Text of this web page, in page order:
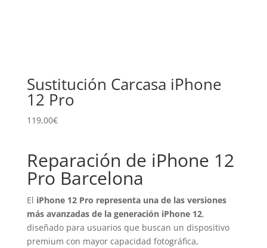
Sustitución Carcasa iPhone
12 Pro
119,00€
Reparación de iPhone 12
Pro Barcelona
El iPhone 12 Pro representa una de las versiones
más avanzadas de la generación iPhone 12,
diseñado para usuarios que buscan un dispositivo
premium con mayor capacidad fotográfica,